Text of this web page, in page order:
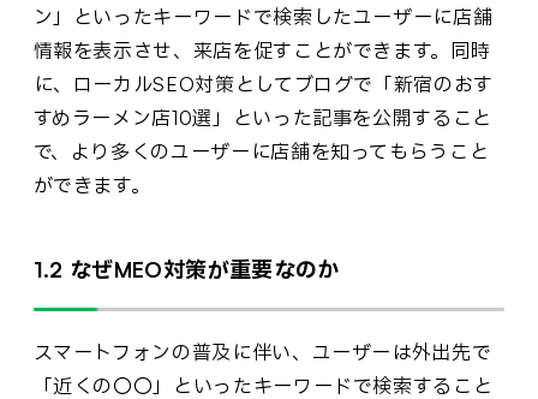
ン」といったキーワードで検索したユーザーに店舗
情報を表示させ、来店を促すことができます。同時
に、ローカルSEO対策としてブログで「新宿のおす
すめラーメン店10選」といった記事を公開すること
で、より多くのユーザーに店舗を知ってもらうこと
ができます。
1.2 なぜMEO対策が重要なのか
スマートフォンの普及に伴い、ユーザーは外出先で
「近くの〇〇」といったキーワードで検索すること